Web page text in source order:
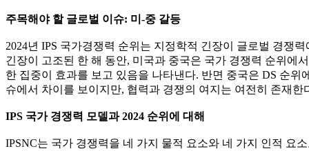
주목해야 할 글로벌 이슈: 미-중 갈등
2024년 IPS 국가경쟁력 순위는 지정학적 긴장이 글로벌 경쟁
긴장이 고조된 한 해 동안, 미국과 중국은 국가 경쟁력 순위에
한 집중이 효과를 보고 있음을 나타낸다. 반면 중국은 DS 순위
슈에서 차이를 보이지만, 협력과 경쟁의 여지는 여전히 존재
IPS 국가 경쟁력 모델과 2024 순위에 대해
IPSNC는 국가 경쟁력을 네 가지 물적 요소와 네 가지 인적 요